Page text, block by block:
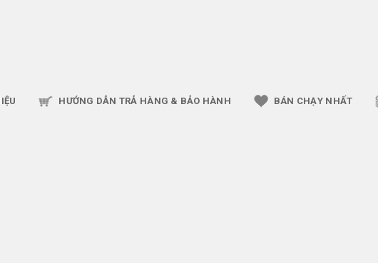
HƯỚNG DẪN TRẢ HÀNG & BẢO HÀNH BÁN CHẠY NHẤT